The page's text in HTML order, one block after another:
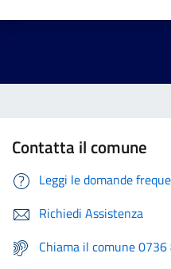
Contatta il comune
Leggi le domande
Richiedi Assistenza
Chiama il comune